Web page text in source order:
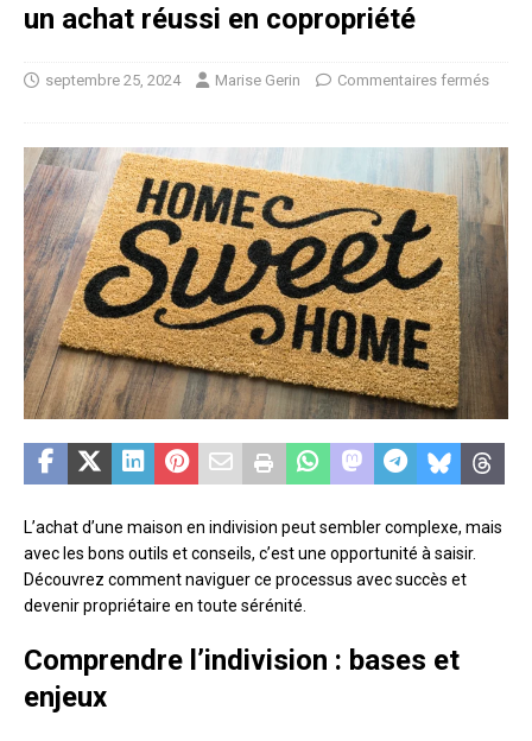
un achat réussi en copropriété
septembre 25, 2024 Marise Gerin Commentaires fermés
L’achat d’une maison en indivision peut sembler complexe, mais
avec les bons outils et conseils, c’est une opportunité à saisir.
Découvrez comment naviguer ce processus avec succès et
devenir propriétaire en toute sérénité.
Comprendre l’indivision : bases et
enjeux